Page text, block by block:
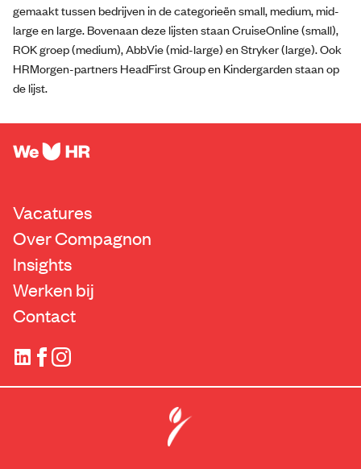
gemaakt tussen bedrijven in de categorieën small, medium, mid-
large en large. Bovenaan deze lijsten staan CruiseOnline (small),
ROK groep (medium), AbbVie (mid-large) en Stryker (large). Ook
HRMorgen-partners HeadFirst Group en Kindergarden staan op
de lijst.
Vacatures
Over Compagnon
Insights
Werken bij
Contact